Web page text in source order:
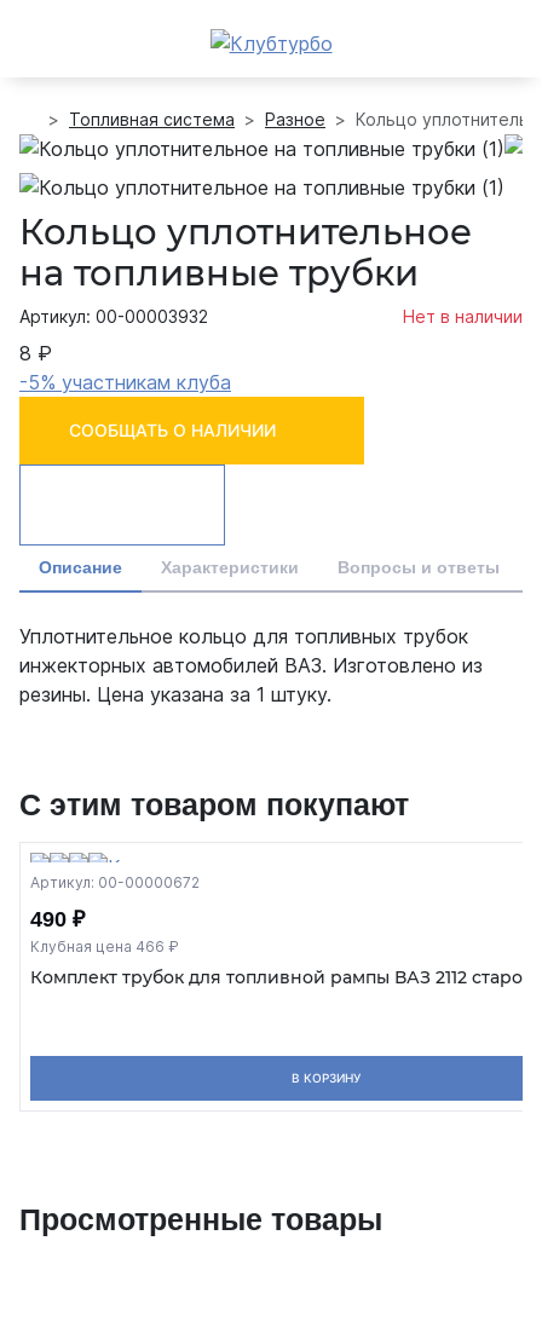
Топливная система Разное Кольцо
Кольцо уплотнительное
на топливные трубки
Артикул: 00-00003932 Нет в наличии
8 ₽
-5% участникам клуба
СООБЩАТЬ О НАЛИЧИИ
Описание Характеристики Вопросы и ответы
Уплотнительное кольцо для топливных трубок
инжекторных автомобилей ВАЗ. Изготовлено из
резины. Цена указана за 1 штуку.
С этим товаром покупают
Артикул: 00-00000672
490 ₽
Клубная цена 466 ₽
Комплект трубок для топливной рампы ВАЗ 2112
В КОРЗИНУ
Просмотренные товары